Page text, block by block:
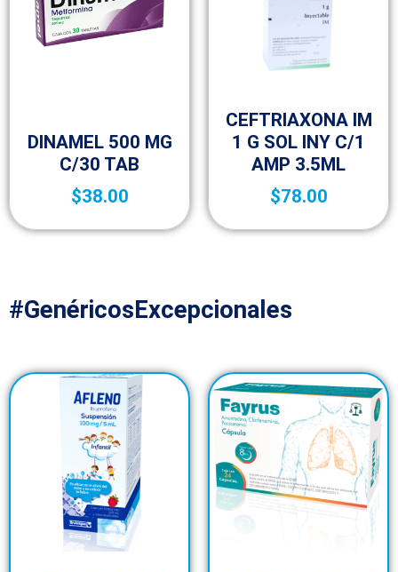
DINAMEL 500 MG
C/30 TAB
$38.00
CEFTRIAXONA IM
1 G SOL INY C/1
AMP 3.5ML
$78.00
#GenéricosExcepcionales